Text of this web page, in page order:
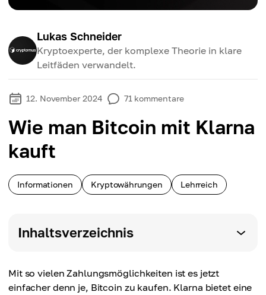
Lukas Schneider
Kryptoexperte, der komplexe Theorie in klare
Leitfäden verwandelt.
12. November 2024 71 kommentare
Wie man Bitcoin mit Klarna
kauft
Informationen Kryptowährungen Lehrreich
Inhaltsverzeichnis
Mit so vielen Zahlungsmöglichkeiten ist es jetzt
einfacher denn je, Bitcoin zu kaufen. Klarna bietet eine